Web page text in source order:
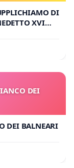
DI
XVI
DEI
DEI BALNEARI